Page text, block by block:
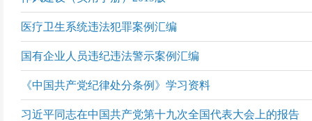
医疗卫生系统违法犯罪案例汇编
国有企业人员违纪违法警示案例汇编
《中国共产党纪律处分条例》学习资料
习近平同志在中国共产党第十九次全国代表大会上的报告